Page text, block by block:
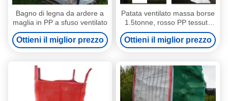
Bagno di legna da ardere a
maglia in PP a sfuso ventilato
Ottieni il miglior prezzo
Patata ventilato massa borse
1.5tonne, rosso PP tessuto
traspirante sacconi Borse
Ottieni il miglior prezzo